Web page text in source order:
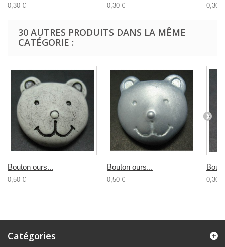
0,30 €
0,30 €
0,30 €
30 AUTRES PRODUITS DANS LA MÊME
CATÉGORIE :
Bouton ours...
0,50 €
Bouton ours...
0,50 € 0,30 €
Catégories